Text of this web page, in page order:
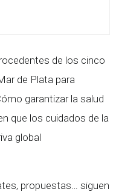
de los cinco
de Plata para
garantizar la salud
que los cuidados de la
global
propuestas… siguen